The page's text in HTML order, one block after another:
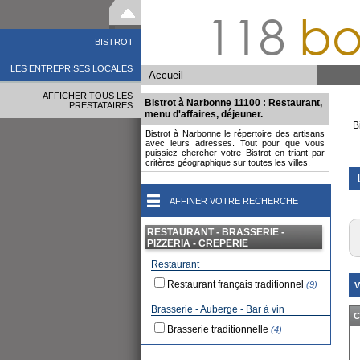
118
Accueil
BISTROT
LES ENTREPRISES LOCALES
AFFICHER TOUS LES
PRESTATAIRES
Bistrot à Narbonne 11100 : Restaurant,
menu d'affaires, déjeuner.
Bistrot à Narbonne le répertoire des artisans
avec leurs adresses. Tout pour que vous
puissiez chercher votre Bistrot en triant par
critères géographique sur toutes les villes.
AFFINER VOTRE RECHERCHE
RESTAURANT - BRASSERIE -
PIZZERIA - CREPERIE
Restaurant
Restaurant français traditionnel (9)
Brasserie - Auberge - Bar à vin
Brasserie traditionnelle (4)